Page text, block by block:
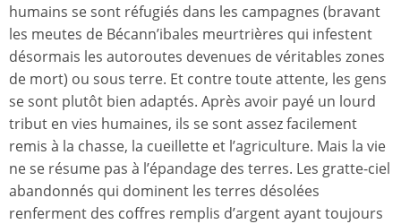
humains se sont réfugiés dans les campagnes (bravant
les meutes de Bécann’ibales meurtrières qui infestent
désormais les autoroutes devenues de véritables zones
de mort) ou sous terre. Et contre toute attente, les gens
se sont plutôt bien adaptés. Après avoir payé un lourd
tribut en vies humaines, ils se sont assez facilement
remis à la chasse, la cueillette et l’agriculture. Mais la vie
ne se résume pas à l’épandage des terres. Les gratte-ciel
abandonnés qui dominent les terres désolées
renferment des coffres remplis d’argent ayant toujours